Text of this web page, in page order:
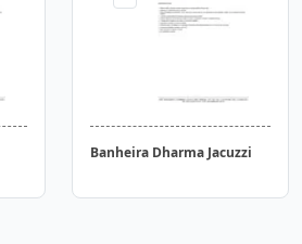
Banheira Dharma Jacuzzi